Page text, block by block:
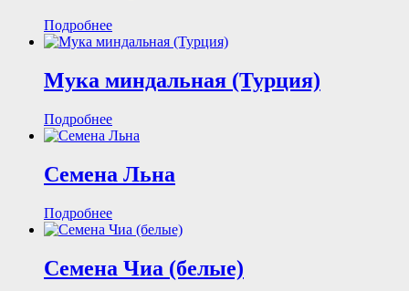
Подробнее
Мука миндальная (Турция)
Подробнее
Семена Льна
Подробнее
Семена Чиа (белые)